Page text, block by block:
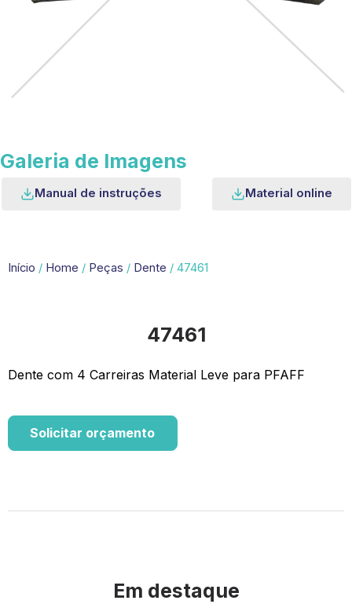
Galeria de Imagens
Manual de instruções Material online
Início / Home / Peças / Dente / 47461
47461
Dente com 4 Carreiras Material Leve para PFAFF
Solicitar orçamento
Em destaque